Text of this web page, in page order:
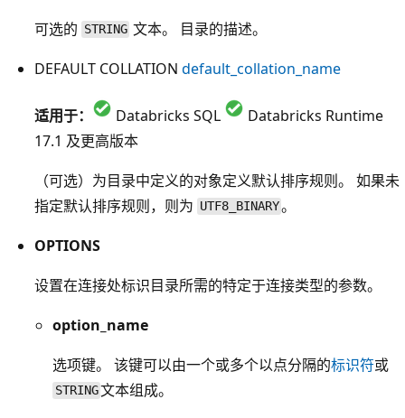
可选的 STRING 文本。 目录的描述。
DEFAULT COLLATION default_collation_name
适用于： Databricks SQL
Databricks Runtime
17.1 及更高版本
（可选）为目录中定义的对象定义默认排序规则。 如果未
指定默认排序规则，则为 UTF8_BINARY。
OPTIONS
设置在连接处标识目录所需的特定于连接类型的参数。
option_name
选项键。 该键可以由一个或多个以点分隔的标识符或
STRING文本组成。